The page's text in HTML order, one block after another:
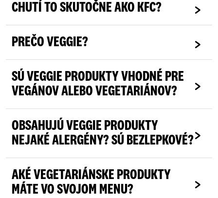
CHUTÍ TO SKUTOČNE AKO KFC?
PREČO VEGGIE?
SÚ VEGGIE PRODUKTY VHODNÉ PRE
VEGÁNOV ALEBO VEGETARIÁNOV?
OBSAHUJÚ VEGGIE PRODUKTY
NEJAKÉ ALERGÉNY? SÚ BEZLEPKOVÉ?
AKÉ VEGETARIÁNSKE PRODUKTY
MÁTE VO SVOJOM MENU?